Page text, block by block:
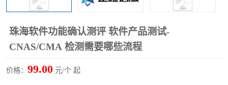
珠海软件功能确认测评 软件产品测试-
CNAS/CMA 检测需要哪些流程
价格： 99.00 元/个 起